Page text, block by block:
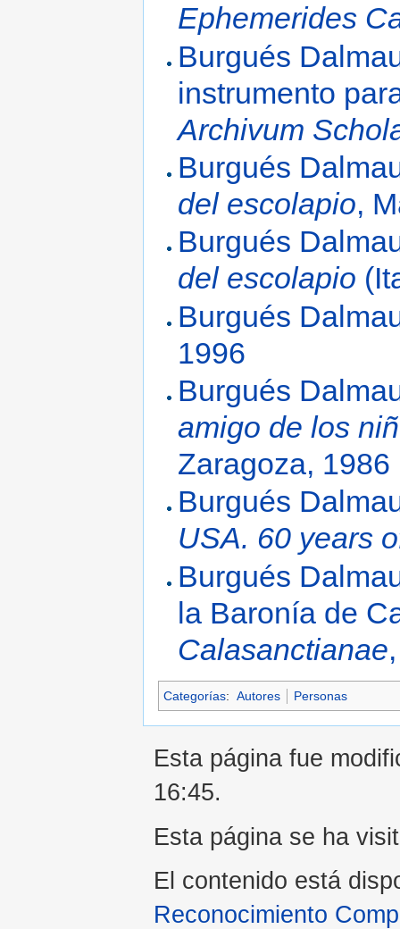
Ephemerides
Burgués
instrumento
Archivum
Burgués
del escolapio,
Burgués
del escolapio
Burgués
1996
Burgués
amigo de los
Zaragoza, 1986
Burgués
USA. 60 years
Burgués
la Baronía de
Calasanctianae
Categorías: Autores Personas
Esta página fue
16:45.
Esta página se ha
El contenido está
Reconocimiento